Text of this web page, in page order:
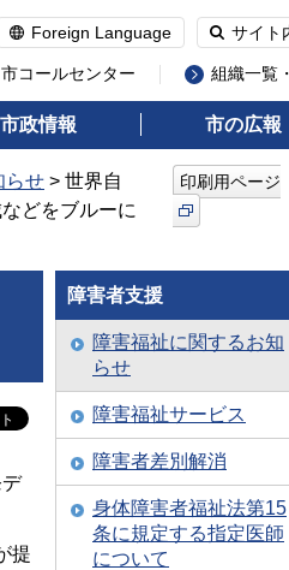
Foreign Language サイト
コールセンター 組織一覧
市政情報 市の広報
らせ > 世界自
どをブルーに
印刷用ページ
提
障害者支援
障害福祉に関するお知
らせ
障害福祉サービス
障害者差別解消
身体障害者福祉法第15
条に規定する指定医師
について